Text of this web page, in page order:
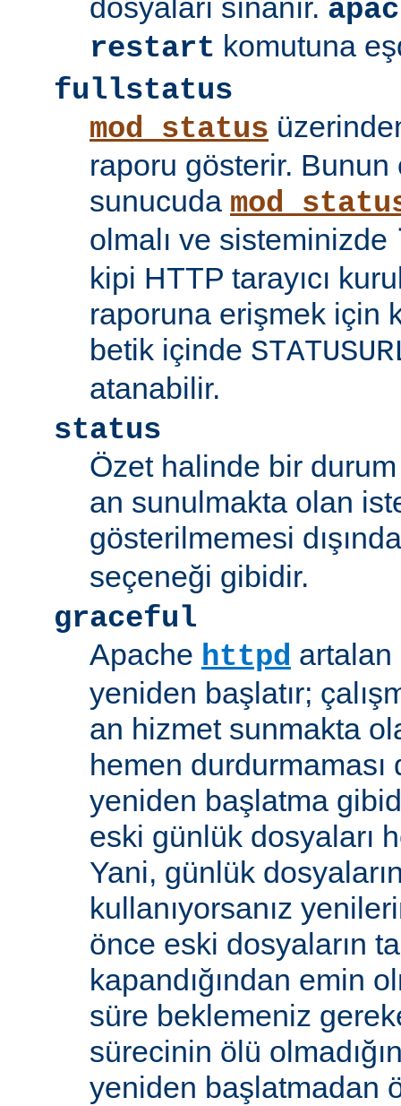
dosyaları sınanır.
restart komutuna
fullstatus
mod_status
raporu gösterir. Bunun
sunucuda
olmalı ve sisteminizde
kipi HTTP tarayıcı
raporuna erişmek için
betik içinde
atanabilir.
status
Özet halinde bir
an sunulmakta olan
gösterilmemesi
seçeneği gibidir.
graceful
Apache httpd
yeniden başlatır;
an hizmet sunmakta
hemen durdurmaması
yeniden başlatma
eski günlük dosyaları
Yani, günlük
kullanıyorsanız
önce eski dosyaların
kapandığından emin
süre beklemeniz
sürecinin ölü
yeniden başlatmadan